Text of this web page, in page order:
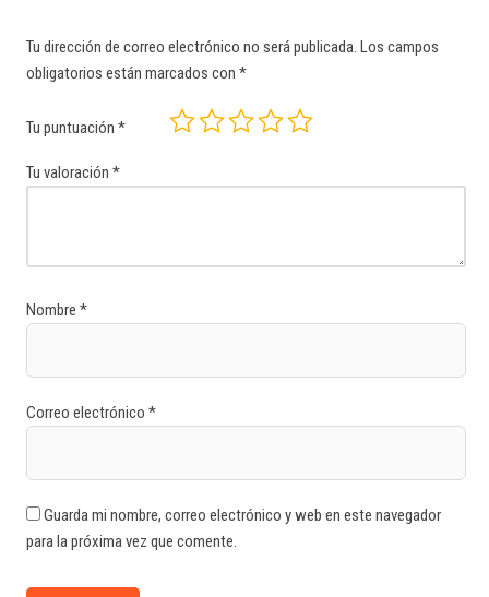
Tu dirección de correo electrónico no será publicada. Los campos
obligatorios están marcados con *
Tu puntuación *
Tu valoración *
Nombre *
Correo electrónico *
Guarda mi nombre, correo electrónico y web en este navegador
para la próxima vez que comente.